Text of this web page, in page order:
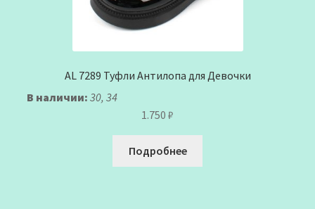
AL 7289 Туфли Антилопа для Девочки
В наличии: 30, 34
1.750 ₽
Подробнее